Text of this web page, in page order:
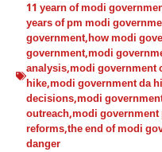
11 yearn of modi
years of pm modi
government,how modi
government,modi
analysis,modi government
hike,modi government da
decisions,modi
outreach,modi government
reforms,the end of modi
danger